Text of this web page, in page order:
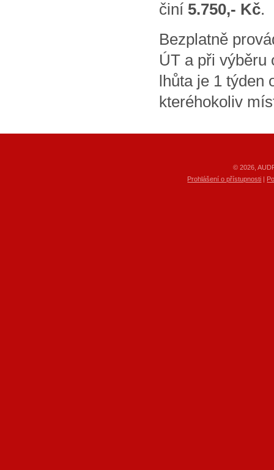
činí 5.750,- Kč.
Bezplatně
ÚT a při výběru
lhůta je 1
kteréhokoliv
© 2026,
Prohlášení o přístupnosti